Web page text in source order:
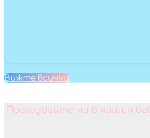
Вижте всички
Последвайте ни в нашия